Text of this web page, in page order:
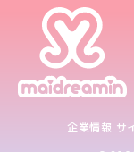
企業情報 サ